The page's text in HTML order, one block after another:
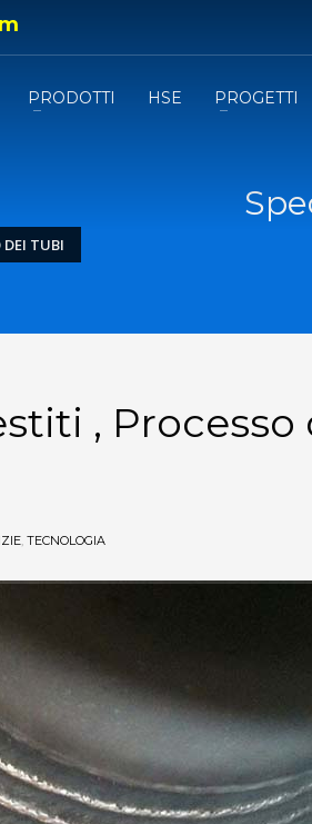
PRODOTTI HSE PROGETTI
DEI TUBI
, Processo
, TECNOLOGIA